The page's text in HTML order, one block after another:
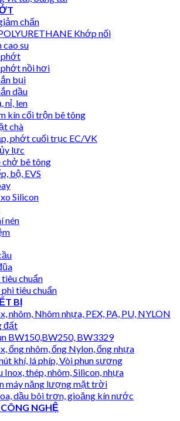
chấn
Khớp nối
cao su
nồi hơi
bụi
dầu
nỉ, len
kín cối trộn bê tông
chà
phớt cuối trục EC/VK
lực
chở bê tông
bộ, EVS
Silicon
nén
chuẩn
tiêu chuẩn
BỊ
nhôm, Nhôm nhựa, PEX, PA, PU, NYLON
đất
BW150,BW250, BW3329
ống nhôm, ống Nylon, ống nhựa
khí, lá phíp, Vòi phun sương
Inox, thép, nhôm, Silicon, nhựa
máy năng lượng mặt trời
dầu bôi trơn, gioăng kín nước
NGHỆ